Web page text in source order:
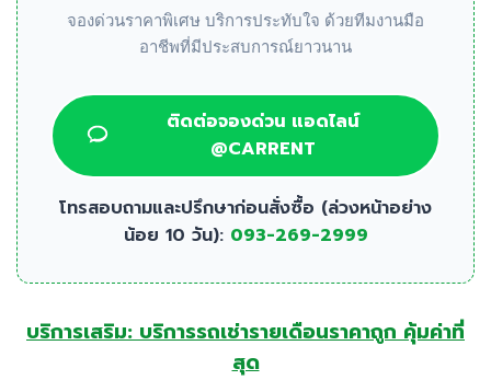
จองด่วนราคาพิเศษ บริการประทับใจ ด้วยทีมงานมือ
อาชีพที่มีประสบการณ์ยาวนาน
ติดต่อจองด่วน แอดไลน์
@CARRENT
โทรสอบถามและปรึกษาก่อนสั่งซื้อ (ล่วงหน้าอย่าง
น้อย 10 วัน): 093-269-2999
บริการเสริม: บริการรถเช่ารายเดือนราคาถูก คุ้มค่าที่
สุด